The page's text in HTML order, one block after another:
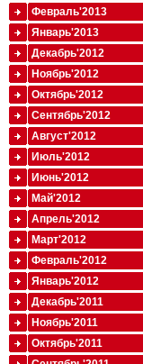
Февраль'2013
Январь'2013
Декабрь'2012
Ноябрь'2012
Октябрь'2012
Сентябрь'2012
Август'2012
Июль'2012
Июнь'2012
Май'2012
Апрель'2012
Март'2012
Февраль'2012
Январь'2012
Декабрь'2011
Ноябрь'2011
Октябрь'2011